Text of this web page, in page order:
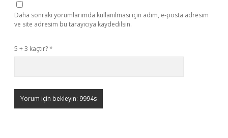
Daha sonraki yorumlarımda kullanılması için adım, e-posta adresim
ve site adresim bu tarayıcıya kaydedilsin.
5 + 3 kaçtır?*